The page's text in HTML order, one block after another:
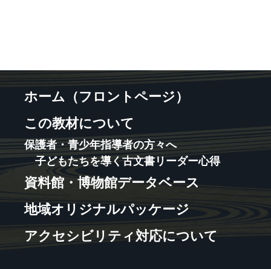
ホーム（フロントページ）
この教材について
保護者・青少年指導者の方々へ
子どもたちを導く古文書リーダー心得
資料館・博物館データベース
地域オリジナルパッケージ
アクセシビリティ対応について